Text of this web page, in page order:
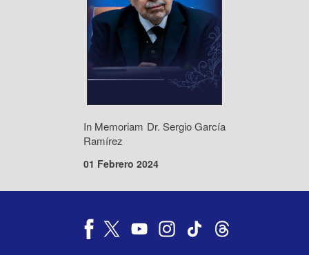
In Memoriam Dr. Sergio García
Ramírez
01 Febrero 2024